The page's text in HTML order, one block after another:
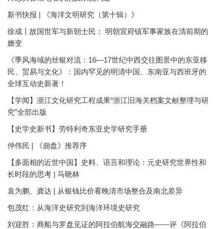
新书快报 | 《海洋文明研究（第十辑）》
徐成丨故国世军与新朝士民： 明朝宣府镇军事家族在清前期的
嬗变
《季风海域的丝银对流：16—17世纪中西交往图景中的东亚移
民、贸易与文化》：国内罕见的明清中国、东南亚与西班牙的
全球互动史新著！
【学闻】浙江文化研究工程成果“浙江旧海关档案文献整理与研
究”全部出版
【史学史新书】劳特利奇东亚史学研究手册
仲伟民 | 《崩盘》推荐序
【多面相的近世中国】史料、语言和理论：元史研究世界性和
长时段的思考 | 马晓林
袁为鹏、龚达 | 从银钱比价看晚清市场整合及南北差异
包茂红：从海洋史研究到海洋环境史研究
刘迎胜：商船与罗盘见证的阿拉伯航海交融路——评《阿拉伯